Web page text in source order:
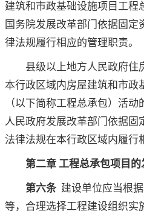
建筑和市政基础设施项目工程
国务院发展改革部门依据固定
律法规履行相应的管理职责。
县级以上地方人民政府住
本行政区域内房屋建筑和市政
（以下简称工程总承包）活
人民政府发展改革部门依据固
法律法规在本行政区域内履行
第二章 工程总承包项目
第六条建设单位应当根
等，合理选择工程建设组织实